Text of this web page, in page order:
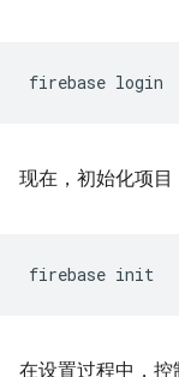
firebase
现在，初始化项目
firebase
在设置过程中，控